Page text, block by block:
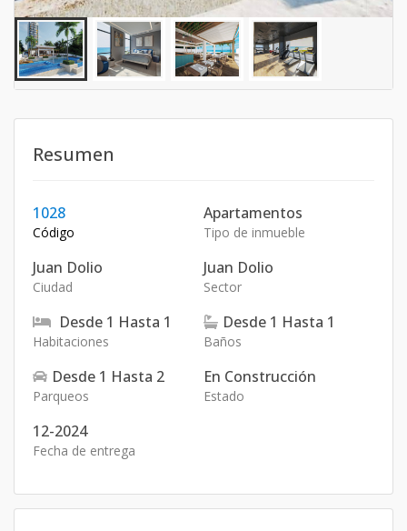
Resumen
1028
Código
Apartamentos
Tipo de inmueble
Juan Dolio
Ciudad
Juan Dolio
Sector
Desde 1 Hasta 1
Habitaciones
Desde 1 Hasta 1
Baños
Desde 1 Hasta 2
Parqueos
En Construcción
Estado
12-2024
Fecha de entrega